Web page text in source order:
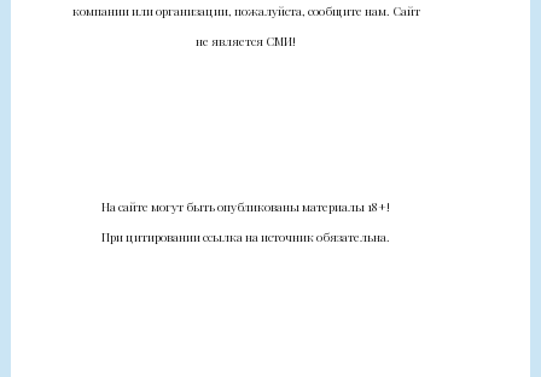
компании или организации, пожалуйста, сообщите нам. Сайт
не является СМИ!
На сайте могут быть опубликованы материалы 18+!
При цитировании ссылка на источник обязательна.